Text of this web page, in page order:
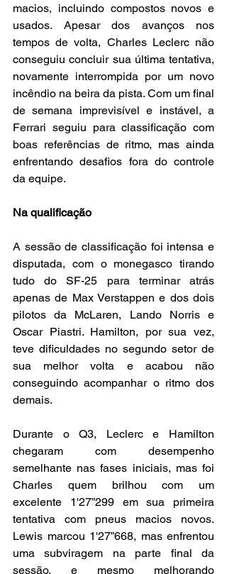
macios, incluindo compostos novos e
usados. Apesar dos avanços nos
tempos de volta, Charles Leclerc não
conseguiu concluir sua última tentativa,
novamente interrompida por um novo
incêndio na beira da pista. Com um final
de semana imprevisível e instável, a
Ferrari seguiu para classificação com
boas referências de ritmo, mas ainda
enfrentando desafios fora do controle
da equipe.
Na qualificação
A sessão de classificação foi intensa e
disputada, com o monegasco tirando
tudo do SF-25 para terminar atrás
apenas de Max Verstappen e dos dois
pilotos da McLaren, Lando Norris e
Oscar Piastri. Hamilton, por sua vez,
teve dificuldades no segundo setor de
sua melhor volta e acabou não
conseguindo acompanhar o ritmo dos
demais.
Durante o Q3, Leclerc e Hamilton
chegaram com desempenho
semelhante nas fases iniciais, mas foi
Charles quem brilhou com um
excelente 1'27”299 em sua primeira
tentativa com pneus macios novos.
Lewis marcou 1'27”668, mas enfrentou
uma subviragem na parte final da
sessão, e mesmo melhorando